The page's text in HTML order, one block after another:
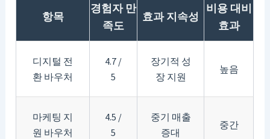
항목
경험자 만
족도
효과 지속성
비용 대비
효과
디지털 전
환 바우처
4.7 /
5
장기적 성
장 지원
높음
마케팅 지
원 바우처
4.5 /
5
중기 매출
증대
중간